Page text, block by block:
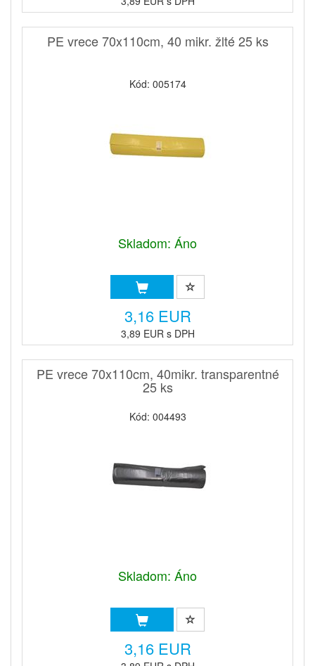
PE vrece 70x110cm, 40 mikr. žlté 25 ks
Kód: 005174
Skladom: Áno
3,16 EUR
3,89 EUR s DPH
PE vrece 70x110cm, 40mikr. transparentné
25 ks
Kód: 004493
Skladom: Áno
3,16 EUR